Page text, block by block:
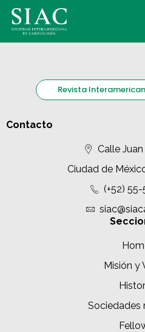
Revista
Contacto
Calle
Ciudad de
(+52) 55-
Misión y
Sociedades